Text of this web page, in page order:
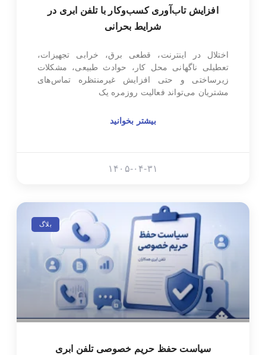
افزایش تاب‌آوری کسب‌وکار با تلفن ابری در
شرایط بحرانی
اختلال در اینترنت، قطعی برق، خرابی تجهیزات،
تعطیلی ناگهانی محل کار، حوادث طبیعی، مشکلات
زیرساختی و حتی افزایش غیرمنتظره تماس‌های
مشتریان می‌تواند فعالیت روزمره یک
بیشتر بخوانید
۱۴۰۵-۰۴-۳۱
بلاگ
سیاست حفظ حریم خصوصی تلفن ابری